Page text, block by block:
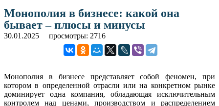
Монополия в бизнесе: какой она
бывает – плюсы и минусы
30.01.2025 просмотры: 2716
Монополия в бизнесе представляет собой феномен, при
котором в определенной отрасли или на конкретном рынке
доминирует одна компания, обладающая исключительным
контролем над ценами, производством и распределением